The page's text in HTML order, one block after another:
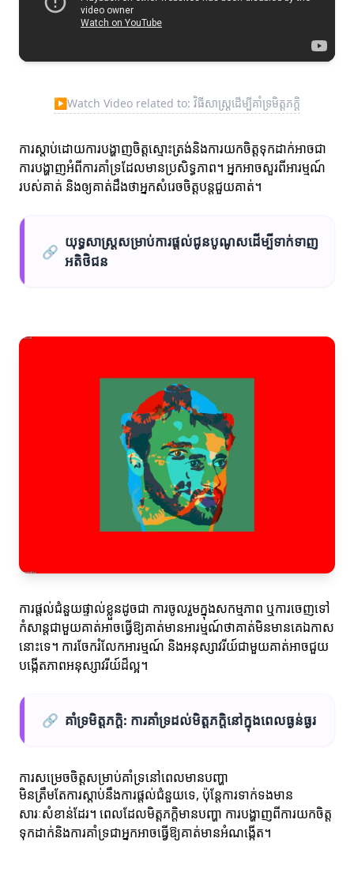
▶Watch Video related to: វិធីសាស្ត្រដើម្បីគាំទ្រមិត្តភក្តិ
ការស្តាប់ដោយការបង្ហាញចិត្តស្មោះត្រង់និងការយកចិត្តទុកដាក់អាចជា
ការបង្ហាញអំពីការគាំទ្រដែលមានប្រសិទ្ធភាព។ អ្នកអាចសួរពីអារម្មណ៍
របស់គាត់ និងឲ្យគាត់ដឹងថាអ្នកសំរេចចិត្តបន្តជួយគាត់។
🔗
យុទ្ធសាស្ត្រសម្រាប់ការផ្តល់ជូនបូណូសដើម្បីទាក់ទាញ
អតិថិជន
ការផ្តល់ជំនួយផ្ទាល់ខ្លួនដូចជា ការចូលរួមក្នុងសកម្មភាព ឬការចេញទៅ
កំសាន្តជាមួយគាត់អាចធ្វើឱ្យគាត់មានអារម្មណ៍ថាគាត់មិនមានគេឯកាស
នោះទេ។ ការចែករំលែកអារម្មណ៍ និងអនុស្សាវរីយ៍ជាមួយគាត់អាចជួយ
បង្កើតភាពអនុស្សាវរីយ៍ដ៏ល្អ។
🔗 គាំទ្រមិត្តភក្តិ: ការគាំទ្រដល់មិត្តភក្តិនៅក្នុងពេលធ្ងន់ធ្ងរ
ការសម្រេចចិត្តសម្រាប់គាំទ្រនៅពេលមានបញ្ហា
មិនត្រឹមតែការស្តាប់នឹងការផ្តល់ជំនួយទេ, ប៉ុន្តែការទាក់ទងមាន
សារៈសំខាន់ដែរ។ ពេលដែលមិត្តភក្តិមានបញ្ហា ការបង្ហាញពីការយកចិត្ត
ទុកដាក់និងការគាំទ្រជាអ្នកអាចធ្វើឱ្យគាត់មានអំណង្កើត។